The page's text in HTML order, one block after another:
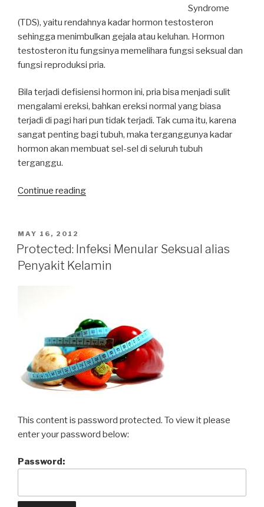
Syndrome
(TDS), yaitu rendahnya kadar hormon testosteron
sehingga menimbulkan gejala atau keluhan. Hormon
testosteron itu fungsinya memelihara fungsi seksual dan
fungsi reproduksi pria.
Bila terjadi defisiensi hormon ini, pria bisa menjadi sulit
mengalami ereksi, bahkan ereksi normal yang biasa
terjadi di pagi hari pun tidak terjadi. Tak cuma itu, karena
sangat penting bagi tubuh, maka terganggunya kadar
hormon akan membuat sel-sel di seluruh tubuh
terganggu.
Continue reading“Masih
Menurun?”
POSTED
ON
MAY 16, 2012
Protected: Infeksi Menular Seksual alias
Penyakit Kelamin
This content is password protected. To view it please
enter your password below:
Password: